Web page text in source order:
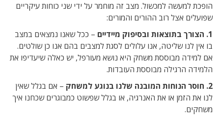
הופכת למעשה למכשול. מצב זה מוחמר על ידי שני כוחות עיקריים
שפועלים אצל רוב ההורים והמורים:
1. הצורך בתוצאות ובסיפוק מיידיים
– ככל שאנו נמצאים במצב
בו אין לנו שליטה, אנו עלולים לסגת למצבים בהם אנו כן שולטים.
אם למידה מבוססת משחק היא נושא מעורפל, יש כאלה שיעדיפו את
הלמידה הרגילה מבוססת העובדות.
2. חוסר הנוחות המובנה שלנו בנוגע למשחק
– אם בגלל שאין
לנו את הזמן או את האנרגיה, או בגלל שפשוט כמבוגרים שכחנו איך
משחקים.